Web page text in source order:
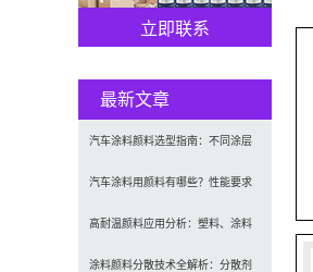
立即联系
最新文章
汽车涂料颜料选型指南：不同涂层
应用要求、OEM与修补漆用颜料区
别及常见问题
汽车涂料用颜料有哪些？性能要求
及常用颜料类型介绍
高耐温颜料应用分析：塑料、涂料
及工程材料的选型原则与行业实践
涂料颜料分散技术全解析：分散剂